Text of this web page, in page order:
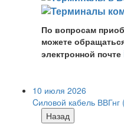
По вопросам
можете
электронной почте
10 июля 2026
Cиловой кабель ВВГнг
Назад